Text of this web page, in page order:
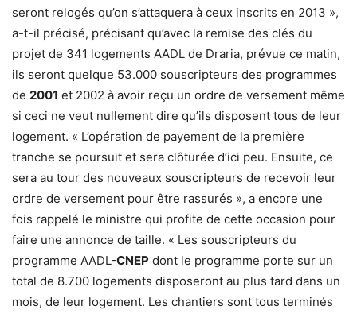
seront relogés qu’on s’attaquera à ceux inscrits en 2013 »,
a-t-il précisé, précisant qu’avec la remise des clés du
projet de 341 logements AADL de Draria, prévue ce matin,
ils seront quelque 53.000 souscripteurs des programmes
de 2001 et 2002 à avoir reçu un ordre de versement même
si ceci ne veut nullement dire qu’ils disposent tous de leur
logement. « L’opération de payement de la première
tranche se poursuit et sera clôturée d’ici peu. Ensuite, ce
sera au tour des nouveaux souscripteurs de recevoir leur
ordre de versement pour être rassurés », a encore une
fois rappelé le ministre qui profite de cette occasion pour
faire une annonce de taille. « Les souscripteurs du
programme AADL-CNEP dont le programme porte sur un
total de 8.700 logements disposeront au plus tard dans un
mois, de leur logement. Les chantiers sont tous terminés